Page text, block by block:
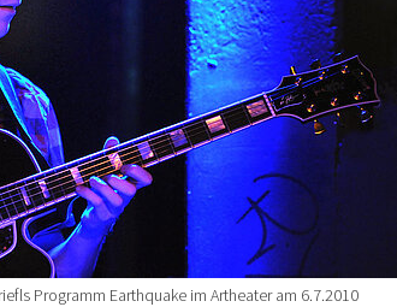
Programm Earthquake im Artheater am 6.7.2010